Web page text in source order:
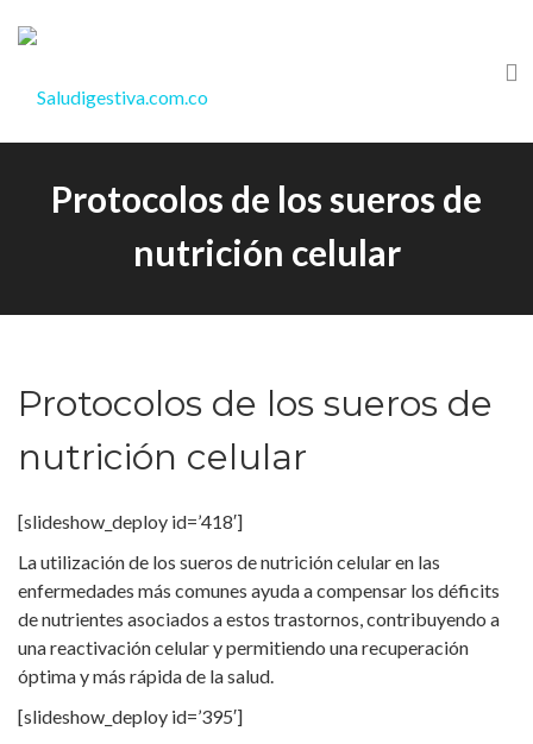
Protocolos de los sueros de
nutrición celular
Protocolos de los sueros de
nutrición celular
[slideshow_deploy id=’418′]
La utilización de los sueros de nutrición celular en las
enfermedades más comunes ayuda a compensar los déficits
de nutrientes asociados a estos trastornos, contribuyendo a
una reactivación celular y permitiendo una recuperación
óptima y más rápida de la salud.
[slideshow_deploy id=’395′]